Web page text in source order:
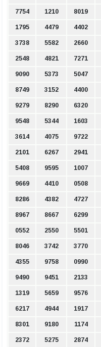
7754 1210 8019
1795 4479 4402
3738 5582 2660
2548 4821 7271
9090 5373 5047
8749 3152 4400
9279 8290 6320
9548 5344 1603
3614 4075 9722
2101 6267 2941
5408 9595 1007
9669 4410 0508
8286 4382 4727
8967 8667 6299
0552 2550 5501
8046 3742 3770
4355 9758 0990
9490 9451 2133
1319 5659 9576
6217 4944 1917
8301 9180 1174
2372 5275 2874